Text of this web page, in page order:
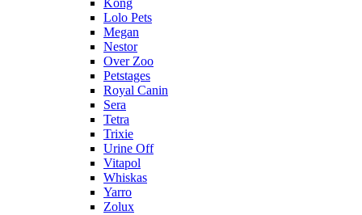
Kong
Lolo Pets
Megan
Nestor
Over Zoo
Petstages
Royal Canin
Sera
Tetra
Trixie
Urine Off
Vitapol
Whiskas
Yarro
Zolux